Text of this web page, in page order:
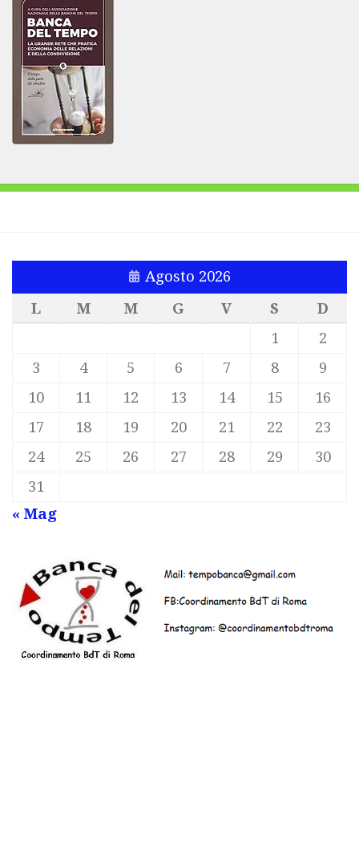
Agosto 2026
L
M M G V S
D
1
2
3
4 5 6 7 8
9
10
11 12 13 14 15
16
17
18 19 20 21 22
23
24
25 26 27 28 29
30
31
« Mag